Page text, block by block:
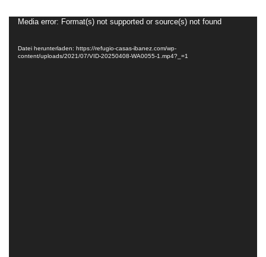
Video-
Media error: Format(s) not supported or source(s) not found
Datei herunterladen: https://refugio-casas-ibanez.com/wp-
content/uploads/2021/07/VID-20250408-WA0055-1.mp4?_=1